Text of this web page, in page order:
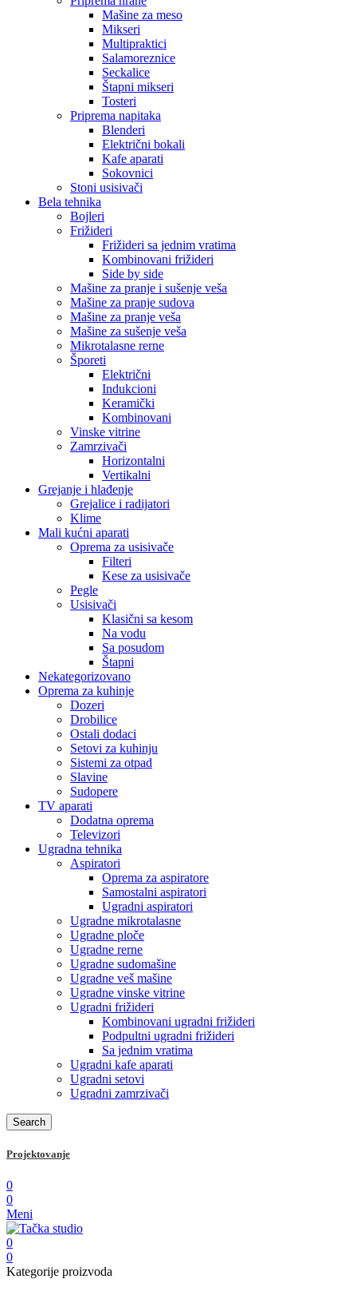
Mašine za meso
Mikseri
Multipraktici
Salamoreznice
Seckalice
Štapni mikseri
Tosteri
Priprema napitaka
Blenderi
Električni bokali
Kafe aparati
Sokovnici
Stoni usisivači
Bela tehnika
Bojleri
Frižideri
Frižideri sa jednim vratima
Kombinovani frižideri
Side by side
Mašine za pranje i sušenje veša
Mašine za pranje sudova
Mašine za pranje veša
Mašine za sušenje veša
Mikrotalasne rerne
Šporeti
Električni
Indukcioni
Keramički
Kombinovani
Vinske vitrine
Zamrzivači
Horizontalni
Vertikalni
Grejanje i hlađenje
Grejalice i radijatori
Klime
Mali kućni aparati
Oprema za usisivače
Filteri
Kese za usisivače
Pegle
Usisivači
Klasični sa kesom
Na vodu
Sa posudom
Štapni
Nekategorizovano
Oprema za kuhinje
Dozeri
Drobilice
Ostali dodaci
Setovi za kuhinju
Sistemi za otpad
Slavine
Sudopere
TV aparati
Dodatna oprema
Televizori
Ugradna tehnika
Aspiratori
Oprema za aspiratore
Samostalni aspiratori
Ugradni aspiratori
Ugradne mikrotalasne
Ugradne ploče
Ugradne rerne
Ugradne sudomašine
Ugradne veš mašine
Ugradne vinske vitrine
Ugradni frižideri
Kombinovani ugradni frižideri
Podpultni ugradni frižideri
Sa jednim vratima
Ugradni kafe aparati
Ugradni setovi
Ugradni zamrzivači
Search
Projektovanje
0
0
Meni
0
0
Kategorije proizvoda